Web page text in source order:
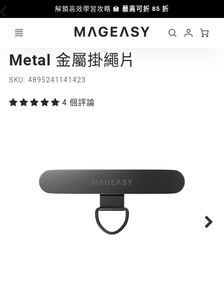
解鎖高效學習攻略 🏫 最高可折 85 折
MAGEASY
Metal 金屬掛繩片
SKU 4895241141423
4 個評論